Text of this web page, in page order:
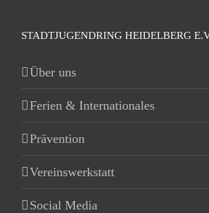
STADTJUGENDRING HEIDELBERG
Über uns
Ferien & Internationales
Prävention
Vereinswerkstatt
Social Media